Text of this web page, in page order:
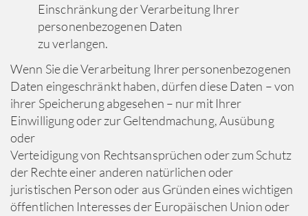
Einschränkung der Verarbeitung Ihrer
personenbezogenen Daten
zu verlangen.
Wenn Sie die Verarbeitung Ihrer personenbezogenen
Daten eingeschränkt haben, dürfen diese Daten – von
ihrer Speicherung abgesehen – nur mit Ihrer
Einwilligung oder zur Geltendmachung, Ausübung
oder
Verteidigung von Rechtsansprüchen oder zum Schutz
der Rechte einer anderen natürlichen oder
juristischen Person oder aus Gründen eines wichtigen
öffentlichen Interesses der Europäischen Union oder